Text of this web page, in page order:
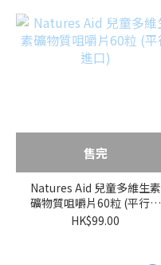
售完
Natures Aid 兒童多維生素
礦物質咀嚼片60粒 (平行進
口)
HK$99.00